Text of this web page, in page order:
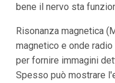
bene il nervo sta
Risonanza magnetica
magnetico e onde
per fornire immagini
Spesso può mostrare